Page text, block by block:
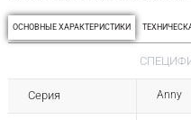
ОСНОВНЫЕ ХАРАКТЕРИСТИКИ
Серия Anny